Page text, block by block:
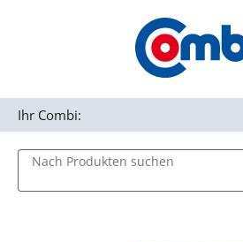
Zur Navigation springen
Nach Produkten suchen
Ihr Combi: